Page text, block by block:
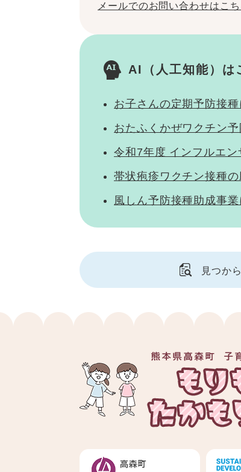
メールでのお問い合わせはこち
AI（人工知能）は
お子さんの定期予防接
おたふくかぜワクチン
令和7年度 インフルエ
帯状疱疹ワクチン接種
風しん予防接種助成事
見つか